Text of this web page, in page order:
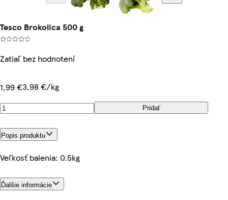
Tesco Brokolica 500 g
Zatiaľ bez hodnotení
1,99 €3,98 €/kg
Pridať
Popis produktu
Veľkosť balenia: 0.5kg
Ďalšie informácie